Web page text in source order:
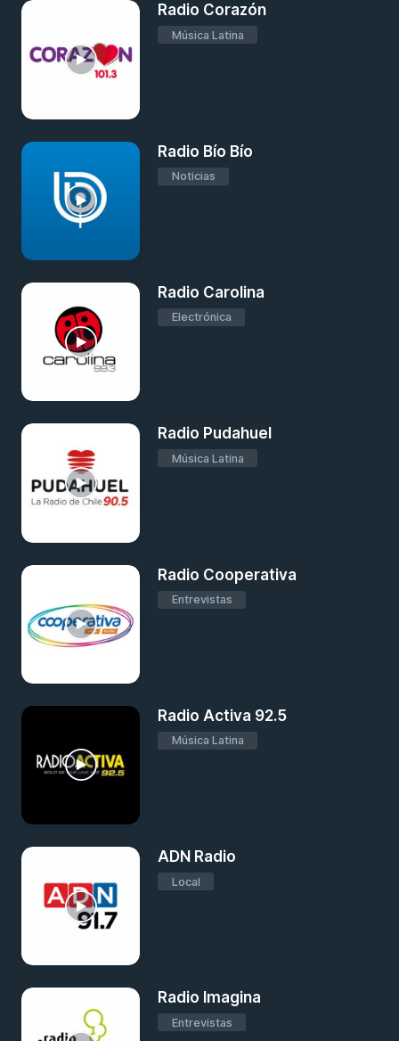
Radio Corazón
Música Latina
Radio Bío Bío
Noticias
Radio Carolina
Electrónica
Radio Pudahuel
Música Latina
Radio Cooperativa
Entrevistas
Radio Activa 92.5
Música Latina
ADN Radio
Local
Radio Imagina
Entrevistas